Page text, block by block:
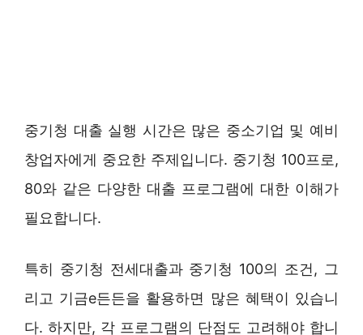
중기청 대출 실행 시간은 많은 중소기업 및 예비
창업자에게 중요한 주제입니다. 중기청 100프로,
80와 같은 다양한 대출 프로그램에 대한 이해가
필요합니다.
특히 중기청 전세대출과 중기청 100의 조건, 그
리고 기금e든든을 활용하면 많은 혜택이 있습니
다. 하지만, 각 프로그램의 단점도 고려해야 합니